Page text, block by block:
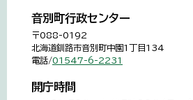
音別町行政センター
〒088-0192
北海道釧路市音別町中園1丁目134
電話/01547-6-2231
開庁時間